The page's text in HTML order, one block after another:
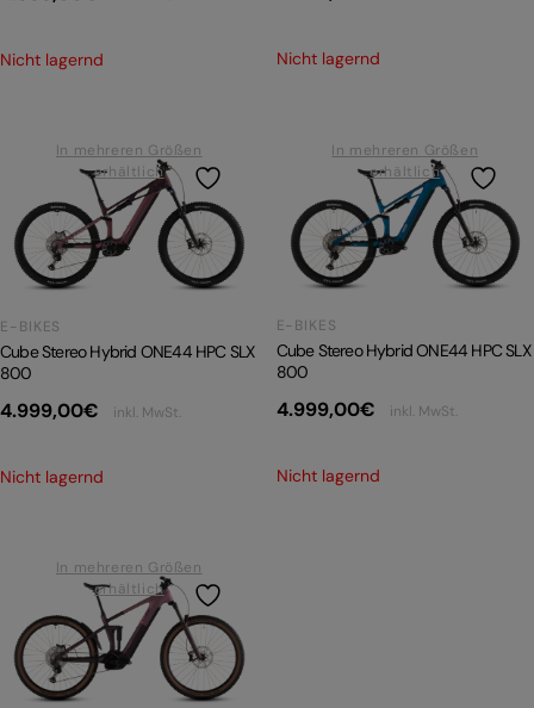
Nicht lagernd Nicht lagernd
In mehreren Größen
erhältlich
E-BIKES
Cube Stereo Hybrid ONE44 HPC SLX
800
4.999,00€ inkl. MwSt.
Nicht lagernd
In mehreren Größen
erhältlich
E-BIKES
Cube Stereo Hybrid ONE44 HPC SLX
800
4.999,00€ inkl. MwSt.
Nicht lagernd
In mehreren Größen
erhältlich